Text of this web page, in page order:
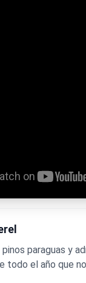
paraguas y
todo el año que